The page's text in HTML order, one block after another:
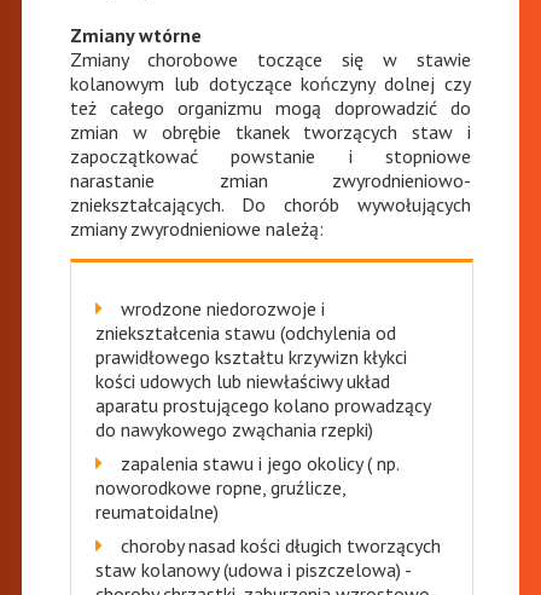
Zmiany wtórne
Zmiany chorobowe toczące się w stawie
kolanowym lub dotyczące kończyny dolnej czy
też całego organizmu mogą doprowadzić do
zmian w obrębie tkanek tworzących staw i
zapoczątkować powstanie i stopniowe
narastanie zmian zwyrodnieniowo-
zniekształcających. Do chorób wywołujących
zmiany zwyrodnieniowe należą:
wrodzone niedorozwoje i
zniekształcenia stawu (odchylenia od
prawidłowego kształtu krzywizn kłykci
kości udowych lub niewłaściwy układ
aparatu prostującego kolano prowadzący
do nawykowego zwąchania rzepki)
zapalenia stawu i jego okolicy ( np.
noworodkowe ropne, gruźlicze,
reumatoidalne)
choroby nasad kości długich tworzących
staw kolanowy (udowa i piszczelowa) -